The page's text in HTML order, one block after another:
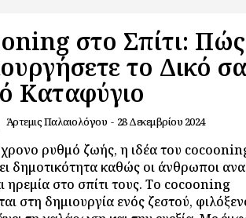
στο Σπίτι:
το Δικό
Καταφύγιο
Άρτεμις Παλαιολόγου - 28 Δεκεμβρίου 2024
ρυθμό ζωής, η ιδέα του
δημοτικότητα καθώς οι άνθρωποι
ηρεμία στο σπίτι τους. Το cocooning
στη δημιουργία ενός ζεστού,